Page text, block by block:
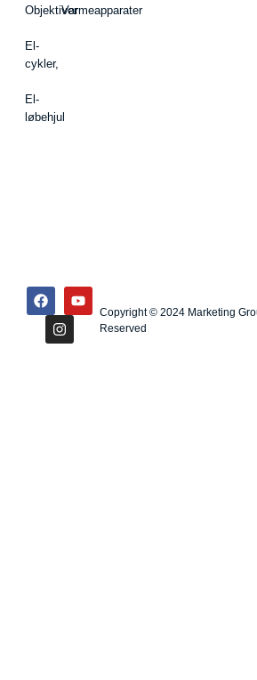
Objektiver
El-
cykler,
El-
løbehjul
Varmeapparater
Copyright © 2024 Marketing
Reserved